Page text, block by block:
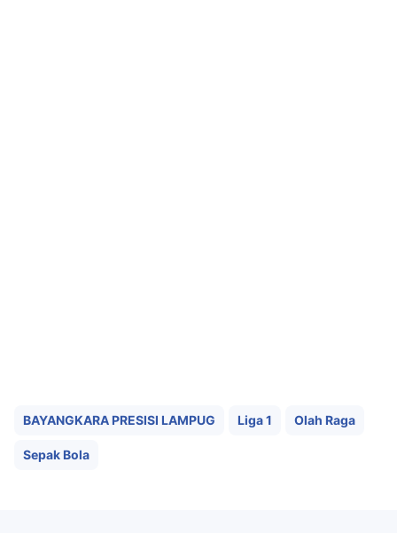
BAYANGKARA PRESISI LAMPUG Liga 1 Olah Raga
Sepak Bola